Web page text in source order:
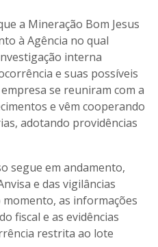
a Mineração Bom Jesus
à Agência no qual
interna
e suas possíveis
se reuniram com a
e vêm cooperando
adotando providências
segue em andamento,
e das vigilâncias
as informações
fiscal e as evidências
restrita ao lote